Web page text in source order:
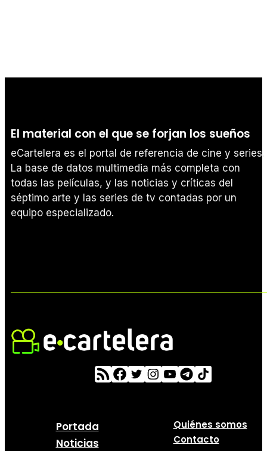
El material con el que se forjan los sueños
eCartelera es el portal de referencia de cine y series.
La base de datos multimedia más completa con
todas las películas, y las noticias y críticas del
séptimo arte y las series de tv contadas por un
equipo especializado.
Portada
Noticias
Quiénes somos
Contacto